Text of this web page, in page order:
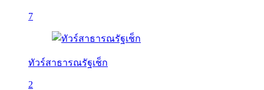
7
ทัวร์สาธารณรัฐเช็ก
2